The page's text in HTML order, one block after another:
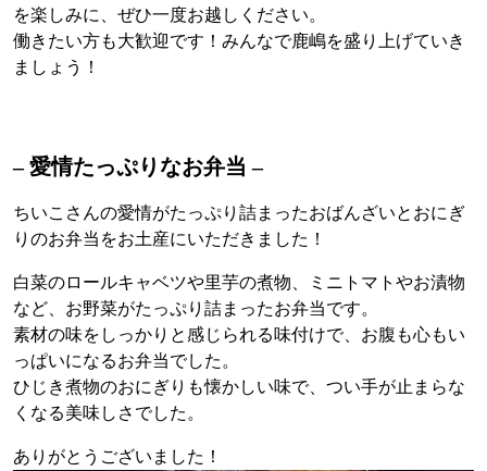
を楽しみに、ぜひ一度お越しください。
働きたい方も大歓迎です！みんなで鹿嶋を盛り上げていき
ましょう！
– 愛情たっぷりなお弁当 –
ちいこさんの愛情がたっぷり詰まったおばんざいとおにぎ
りのお弁当をお土産にいただきました！
白菜のロールキャベツや里芋の煮物、ミニトマトやお漬物
など、お野菜がたっぷり詰まったお弁当です。
素材の味をしっかりと感じられる味付けで、お腹も心もい
っぱいになるお弁当でした。
ひじき煮物のおにぎりも懐かしい味で、つい手が止まらな
くなる美味しさでした。
ありがとうございました！